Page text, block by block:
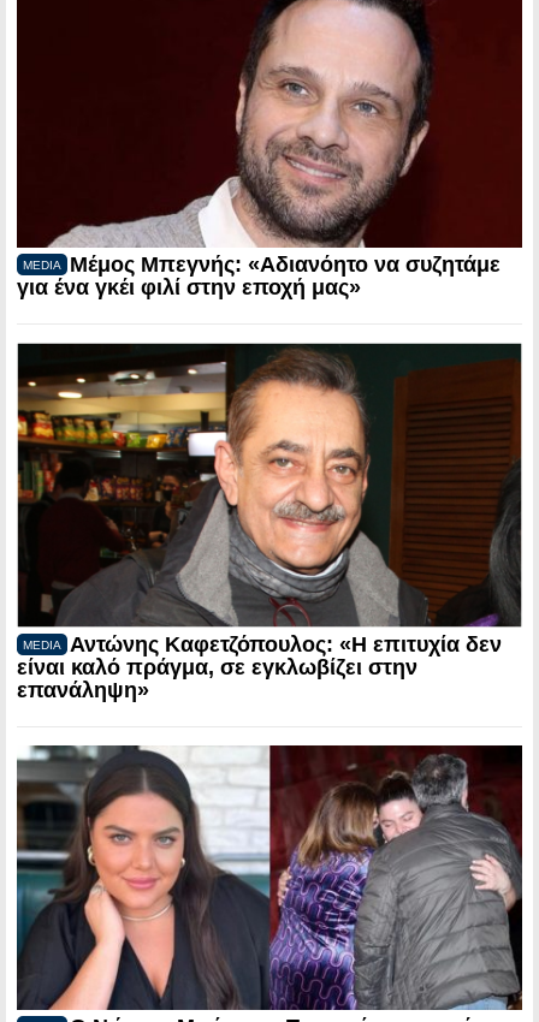
MEDIA
Μέμος Μπεγνής: «Αδιανόητο να συζητάμε
για ένα γκέι φιλί στην εποχή μας»
MEDIA
Αντώνης Καφετζόπουλος: «Η επιτυχία δεν
είναι καλό πράγμα, σε εγκλωβίζει στην
επανάληψη»